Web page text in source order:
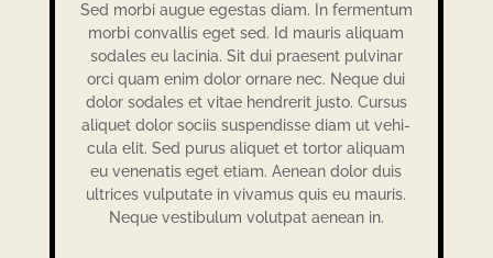
Sed morbi augue egestas diam. In fermen­tum
morbi conval­lis eget sed. Id mauris aliquam
soda­les eu laci­nia. Sit dui prae­sent pulvi­nar
orci quam enim dolor ornare nec. Neque dui
dolor soda­les et vitae hendre­rit justo. Cursus
aliquet dolor sociis suspen­disse diam ut vehi­
cula elit. Sed purus aliquet et tortor aliquam
eu vene­na­tis eget etiam. Aenean dolor duis
ultri­ces vulputate in vivamus quis eu mauris.
Neque vesti­bulum volut­pat aenean in.